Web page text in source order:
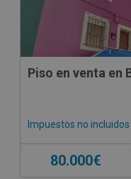
Piso en venta en
Impuestos no incluidos
80.000€